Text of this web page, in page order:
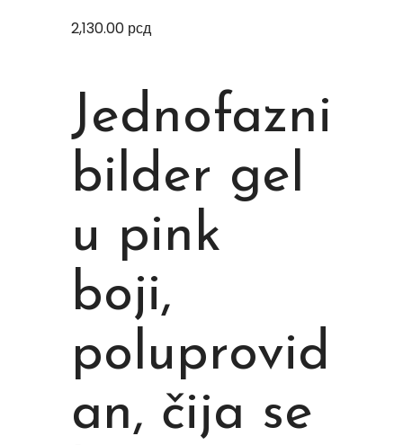
2,130.00 рсд
Jednofazni
bilder gel
u pink
boji,
poluprovid
an, čija se